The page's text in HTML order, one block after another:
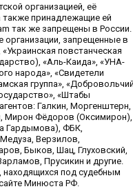
организацией, её
также принадлежащие ей
так же запрещены в России.
организации, запрещенные в
повстанческая
«Аль-Каида», «УНА-
народа», «Свидетели
группа»,
«Штабы
Галкин, Моргенштерн,
Мирон Фёдоров (Оксимирон),
Гардымова), ФБК,
Верзилов,
Быков, Шац, Глуховский,
Прусикин и другие.
находящихся под судебным
Минюста РФ.